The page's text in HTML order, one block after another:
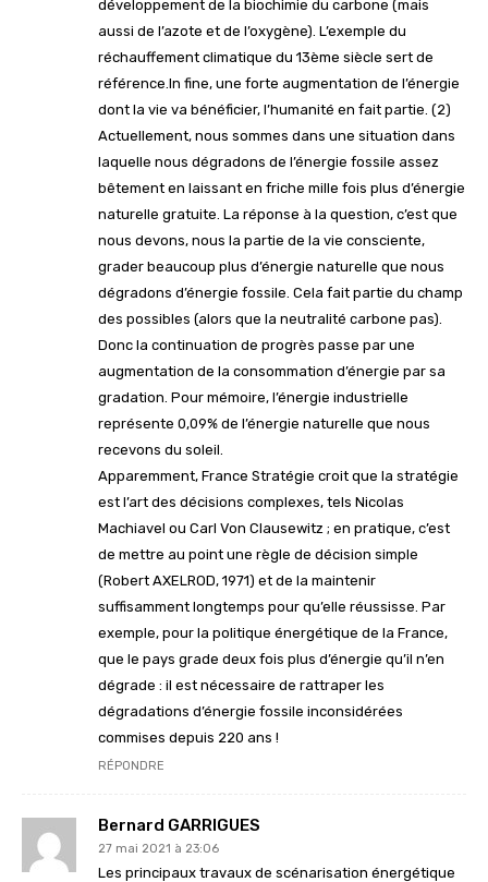
développement de la biochimie du carbone (mais
aussi de l’azote et de l’oxygène). L’exemple du
réchauffement climatique du 13ème siècle sert de
référence.In fine, une forte augmentation de l’énergie
dont la vie va bénéficier, l’humanité en fait partie. (2)
Actuellement, nous sommes dans une situation dans
laquelle nous dégradons de l’énergie fossile assez
bêtement en laissant en friche mille fois plus d’énergie
naturelle gratuite. La réponse à la question, c’est que
nous devons, nous la partie de la vie consciente,
grader beaucoup plus d’énergie naturelle que nous
dégradons d’énergie fossile. Cela fait partie du champ
des possibles (alors que la neutralité carbone pas).
Donc la continuation de progrès passe par une
augmentation de la consommation d’énergie par sa
gradation. Pour mémoire, l’énergie industrielle
représente 0,09% de l’énergie naturelle que nous
recevons du soleil.
Apparemment, France Stratégie croit que la stratégie
est l’art des décisions complexes, tels Nicolas
Machiavel ou Carl Von Clausewitz ; en pratique, c’est
de mettre au point une règle de décision simple
(Robert AXELROD, 1971) et de la maintenir
suffisamment longtemps pour qu’elle réussisse. Par
exemple, pour la politique énergétique de la France,
que le pays grade deux fois plus d’énergie qu’il n’en
dégrade : il est nécessaire de rattraper les
dégradations d’énergie fossile inconsidérées
commises depuis 220 ans !
RÉPONDRE
Bernard GARRIGUES
27 mai 2021 à 23:06
Les principaux travaux de scénarisation énergétique